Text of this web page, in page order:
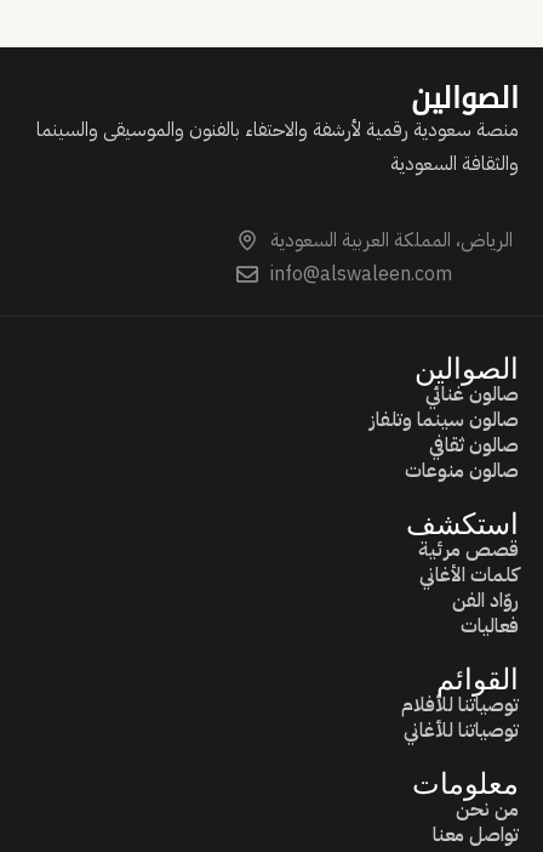
الصوالين
منصة سعودية رقمية لأرشفة والاحتفاء بالفنون والموسيقى والسينما
والثقافة السعودية
الرياض، المملكة العربية السعودية
info@alswaleen.com
الصوالين
صالون غنائي
صالون سينما وتلفاز
صالون ثقافي
صالون منوعات
استكشف
قصص مرئية
كلمات الأغاني
روّاد الفن
فعاليات
القوائم
توصياتنا للأفلام
توصياتنا للأغاني
معلومات
من نحن
تواصل معنا